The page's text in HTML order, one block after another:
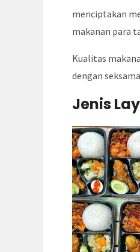
menciptakan
makanan para
Kualitas
dengan
Jenis